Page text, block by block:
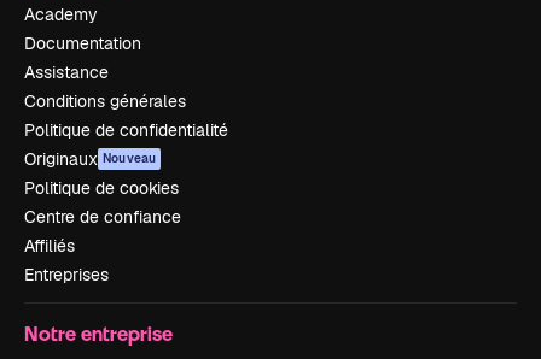
Academy
Documentation
Assistance
Conditions générales
Politique de confidentialité
Originaux Nouveau
Politique de cookies
Centre de confiance
Affiliés
Entreprises
Notre entreprise